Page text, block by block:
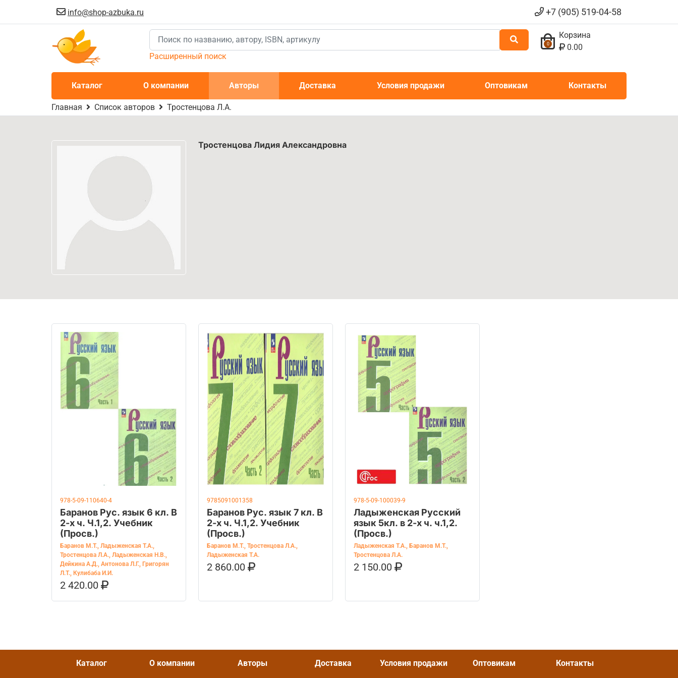
info@shop-azbuka.ru +7 (905) 519-04-58
Расширенный поиск
0
Корзина
0.00
Каталог О компании Авторы Доставка Условия продажи Оптовикам Контакты
Главная Список авторов Тростенцова Л.А.
Тростенцова Лидия Александровна
978-5-09-110640-4
Баранов Рус. язык 6 кл. В
2-х ч. Ч.1,2. Учебник
(Просв.)
Баранов М.Т., Ладыженская Т.А.,
Тростенцова Л.А., Ладыженская Н.В.,
Дейкина А.Д., Антонова Л.Г., Григорян
Л.Т., Кулибаба И.И.
2 420.00
В КОРЗИНУ
9785091001358
Баранов Рус. язык 7 кл. В
2-х ч. Ч.1,2. Учебник
(Просв.)
Баранов М.Т., Тростенцова Л.А.,
Ладыженская Т.А.
2 860.00
В КОРЗИНУ
978-5-09-100039-9
Ладыженская Русский
язык 5кл. в 2-х ч. ч.1,2.
(Просв.)
Ладыженская Т.А., Баранов М.Т.,
Тростенцова Л.А.
2 150.00
В КОРЗИНУ
Каталог О компании Авторы Доставка Условия продажи Оптовикам Контакты